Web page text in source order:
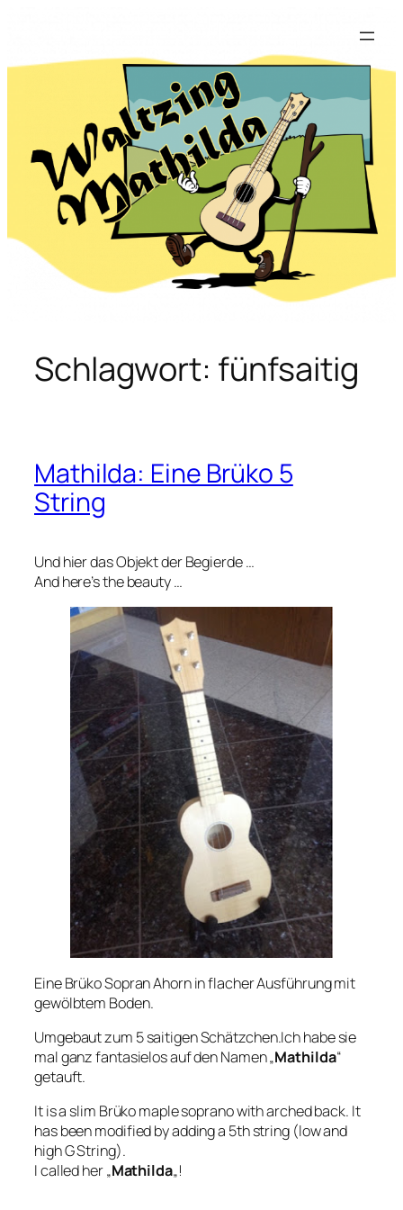
springen
Schlagwort: fünfsaitig
Mathilda: Eine Brüko 5
String
Und hier das Objekt der Begierde …
And here’s the beauty …
Eine Brüko Sopran Ahorn in flacher Ausführung mit
gewölbtem Boden.
Umgebaut zum 5 saitigen Schätzchen.Ich habe sie
mal ganz fantasielos auf den Namen „Mathilda“
getauft.
It is a slim Brüko maple soprano with arched back. It
has been modified by adding a 5th string (low and
high G String).
I called her „Mathilda„!